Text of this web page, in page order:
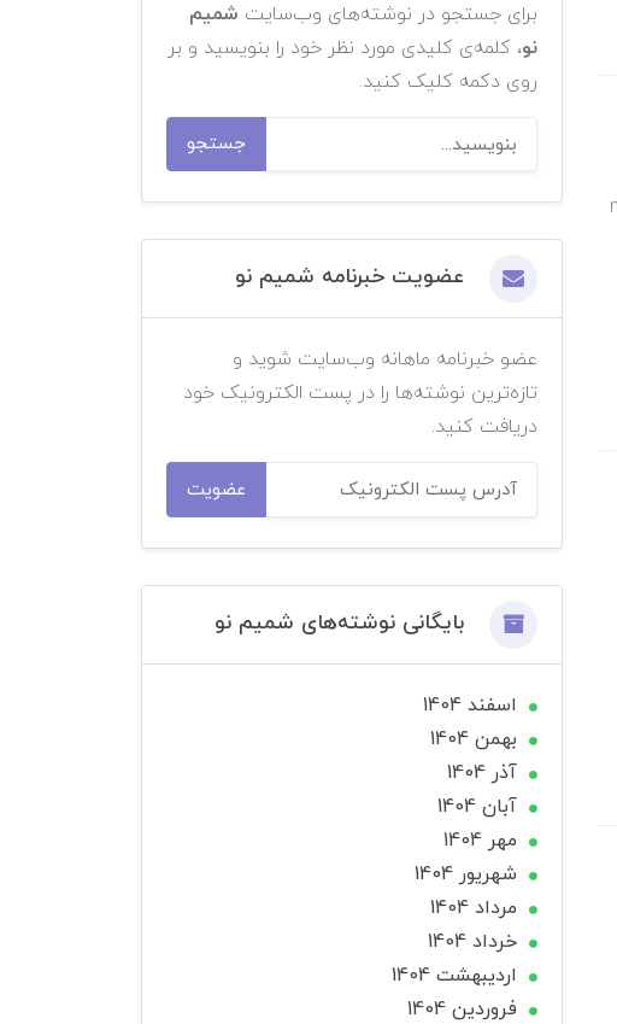
برای جستجو در نوشته‌های وب‌سایت شمیم
نو، کلمه‌ی کلیدی مورد نظر خود را بنویسید و بر
روی دکمه کلیک کنید.
جستجو
عضویت خبرنامه شمیم نو
عضو خبرنامه ماهانه وب‌سایت شوید و
تازه‌ترین نوشته‌ها را در پست الکترونیک خود
دریافت کنید.
عضویت
بایگانی نوشته‌های شمیم نو
اسفند 1404
بهمن 1404
آذر 1404
آبان 1404
مهر 1404
شهریور 1404
مرداد 1404
خرداد 1404
ارديبهشت 1404
فروردین 1404